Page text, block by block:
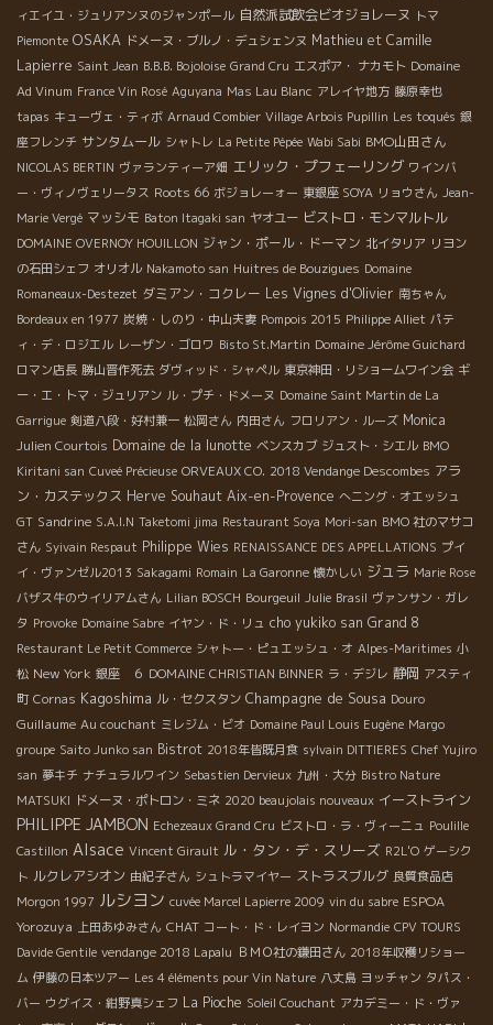
ィエイユ・ジュリアンヌのジャンポール 自然派試飲会ビオジョレーヌ トマ
Piemonte OSAKA ドメーヌ・ブルノ・デュシェンヌ Mathieu et Camille
Lapierre Saint Jean B.B.B. Bojoloise Grand Cru エスポア・ ナカモト Domaine
Ad Vinum France Vin Rosé Aguyana Mas Lau Blanc アレイヤ地方 藤原幸也
tapas キューヴェ・ティボ Arnaud Combier Village Arbois Pupillin Les toqués 銀
座フレンチ サンタムール シャトレ La Petite Pépée Wabi Sabi BMO山田さん
NICOLAS BERTIN ヴァランティーア畑 エリック・プフェーリング ワインバ
ー・ヴィノヴェリータス Roots 66 ボジョレーォー 東銀座 SOYA リョウさん Jean-
Marie Vergé マッシモ Baton Itagaki san ヤオユー ビストロ・モンマルトル
DOMAINE OVERNOY HOUILLON ジャン・ポール・ドーマン 北イタリア リヨン
の石田シェフ オリオル Nakamoto san Huitres de Bouzigues Domaine
Romaneaux-Destezet ダミアン・コクレー Les Vignes d'Olivier 南ちゃん
Bordeaux en 1977 炭焼・しのり・中山夫妻 Pompois 2015 Philippe Alliet パテ
ィ・デ・ロジエル レーザン・ゴロワ Bisto St.Martin Domaine Jérôme Guichard
ロマン店長 勝山晋作死去 ダヴィッド・シャペル 東京神田・リショームワイン会 ギ
ー・エ・トマ・ジュリアン ル・プチ・ドメーヌ Domaine Saint Martin de La
Garrigue 剣道八段・好村兼一 松岡さん 内田さん フロリアン・ルーズ Monica
Julien Courtois Domaine de la lunotte ベンスカブ ジュスト・シエル BMO
Kiritani san Cuveé Précieuse ORVEAUX CO. 2018 Vendange Descombes アラ
ン・カステックス Herve Souhaut Aix-en-Provence へニング・オエッシュ
GT Sandrine S.A.I.N Taketomi jima Restaurant Soya Mori-san BMO 社のマサコ
さん Syivain Respaut Philippe Wies RENAISSANCE DES APPELLATIONS プイ
イ・ヴァンゼル2013 Sakagami Romain La Garonne 懐かしい ジュラ Marie Rose
バザス牛のウイリアムさん Lilian BOSCH Bourgeuil Julie Brasil ヴァンサン・ガレ
タ Provoke Domaine Sabre イヤン・ド・リュ cho yukiko san Grand 8
Restaurant Le Petit Commerce シャトー・ピュエッシュ・オ Alpes-Maritimes 小
松 New York 銀座 ６ DOMAINE CHRISTIAN BINNER ラ・デジレ 静岡 アスティ
町 Cornas Kagoshima ル・セクスタン Champagne de Sousa Douro
Guillaume Au couchant ミレジム・ビオ Domaine Paul Louis Eugène Margo
groupe Saito Junko san Bistrot 2018年皆既月食 sylvain DITTIERES Chef Yujiro
san 夢キチ ナチュラルワイン Sebastien Dervieux 九州・大分 Bistro Nature
MATSUKI ドメーヌ・ポトロン・ミネ 2020 beaujolais nouveaux イーストライン
PHILIPPE JAMBON Echezeaux Grand Cru ビストロ・ラ・ヴィーニュ Poulille
Castillon Alsace Vincent Girault ル・タン・デ・スリーズ R2L'O ゲーシク
ト ルクレアシオン 由紀子さん シュトラマイヤー ストラスブルグ 良質食品店
Morgon 1997 ルシヨン cuvée Marcel Lapierre 2009 vin du sabre ESPOA
Yorozuya
上田あゆみさん CHAT コート・ド・レイヨン Normandie CPV TOURS
Davide Gentile vendange 2018 Lapalu ＢＭＯ社の鎌田さん 2018年収穫リショー
ム 伊藤の日本ツアー Les 4 éléments pour Vin Nature 八丈島 ヨッチャン タパス・
バー ウグイス・紺野真シェフ La Pioche Soleil Couchant アカデミー・ド・ヴァ